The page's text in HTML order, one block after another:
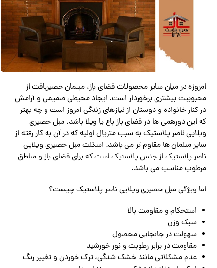
امروزه در میان سایر محصولات فضای باز، مبلمان حصیربافت از
محبوبیت بیشتری برخوردار است. ایجاد محیطی صمیمی و آرامش
در کنار خانواده و دوستان از نیازهای زندگی امروز است و چه بهتر
که این دورهمی ها در فضای باز باغ یا ویلا باشد. مبل حصیری
ویلایی ناصر پلاستیک به سبب متریال اولیه که در آن به کار رفته از
سایر مبلمان ها مقاوم تر می باشد. اسکلت مبل حصیری ویلایی
ناصر پلاستیک از جنس پلاستیک است که برای فضای باز و مناطق
مرطوب مناسب می باشد.
اما ویژگی مبل حصیری ویلایی ناصر پلاستیک چیست؟
استحکام و مقاومت بالا
سبک وزن
سهولت در جابجایی محصول
مقاومت در برابر رطوبت و نور خورشید
عدم مشکلاتی مانند خشک شدگی، ترک خوردن و تغییر رنگ